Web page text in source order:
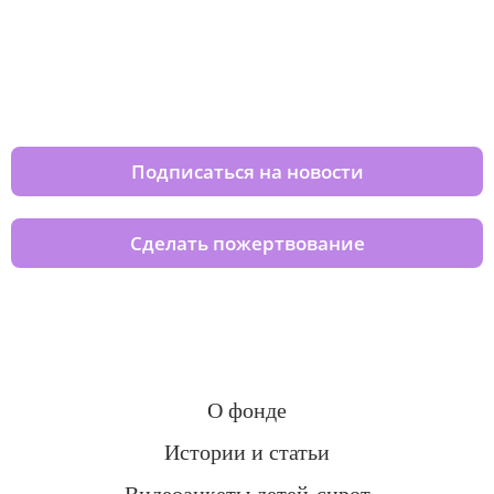
Подписаться на новости
Сделать пожертвование
О фонде
Истории и статьи